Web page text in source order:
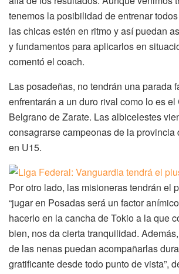
tenemos la posibilidad de entrenar
las chicas estén en ritmo y así puedan
y fundamentos para aplicarlos en
comentó el coach.
Las posadeñas, no tendrán una parada
enfrentarán a un duro rival como lo es
Belgrano de Zarate. Las albicelestes
consagrarse campeonas de la provincia
en U15.
Por otro lado, las misioneras tendrán el
“jugar en Posadas será un factor
hacerlo en la cancha de Tokio a la que
bien, nos da cierta tranquilidad.
de las nenas puedan acompañarlas
gratificante desde todo punto de vista”,